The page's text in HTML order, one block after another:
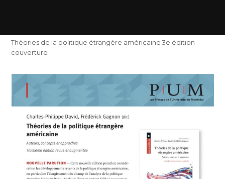
Théories de la politique étrangère américaine 3e édition -
couverture